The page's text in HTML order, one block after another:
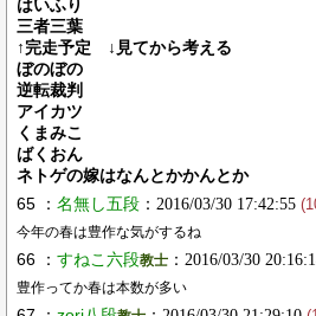
はいふり
三者三葉
↑完走予定 ↓見てから考える
ぼのぼの
逆転裁判
アイカツ
くまみこ
ばくおん
ネトゲの嫁はなんとかかんとか
65 ： 名無し五段 ：2016/03/30 17:42:55
今年の春は豊作な気がするね
66 ： すねこ六段教士 ：2016/03/30
豊作ってか春は本数が多い